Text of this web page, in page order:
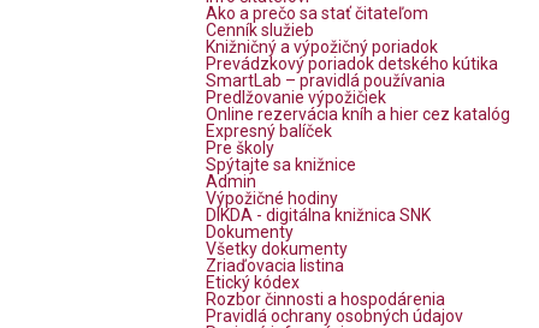
Ako a prečo sa stať čitateľom
Cenník služieb
Knižničný a výpožičný poriadok
Prevádzkový poriadok detského kútika
SmartLab – pravidlá používania
Predlžovanie výpožičiek
Online rezervácia kníh a hier cez katalóg
Expresný balíček
Pre školy
Spýtajte sa knižnice
Admin
Výpožičné hodiny
DIKDA - digitálna knižnica SNK
Dokumenty
Všetky dokumenty
Zriaďovacia listina
Etický kódex
Rozbor činnosti a hospodárenia
Pravidlá ochrany osobných údajov